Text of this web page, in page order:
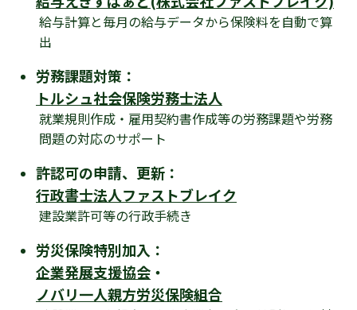
給与計算と毎月の給与データから保険料を自動で算
出
労務課題対策：
トルシュ社会保険労務士法人
就業規則作成・雇用契約書作成等の労務課題や労務
問題の対応のサポート
許認可の申請、更新：
行政書士法人ファストブレイク
建設業許可等の行政手続き
労災保険特別加入：
企業発展支援協会 ・
ノバリ一人親方労災保険組合